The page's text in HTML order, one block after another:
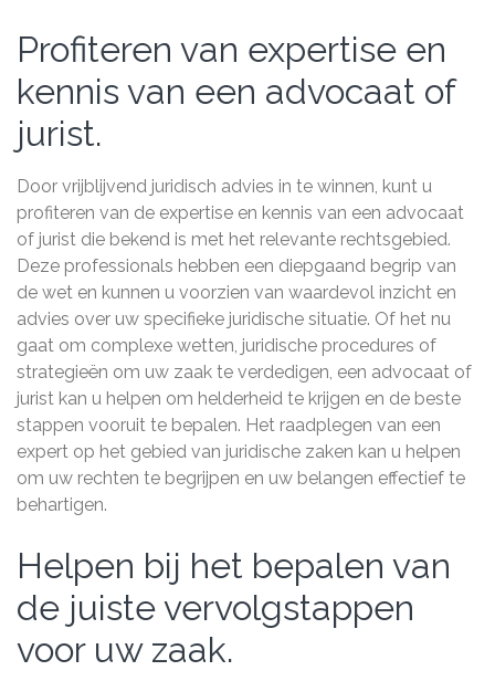
Profiteren van expertise en
kennis van een advocaat of
jurist.
Door vrijblijvend juridisch advies in te winnen, kunt u
profiteren van de expertise en kennis van een advocaat
of jurist die bekend is met het relevante rechtsgebied.
Deze professionals hebben een diepgaand begrip van
de wet en kunnen u voorzien van waardevol inzicht en
advies over uw specifieke juridische situatie. Of het nu
gaat om complexe wetten, juridische procedures of
strategieën om uw zaak te verdedigen, een advocaat of
jurist kan u helpen om helderheid te krijgen en de beste
stappen vooruit te bepalen. Het raadplegen van een
expert op het gebied van juridische zaken kan u helpen
om uw rechten te begrijpen en uw belangen effectief te
behartigen.
Helpen bij het bepalen van
de juiste vervolgstappen
voor uw zaak.